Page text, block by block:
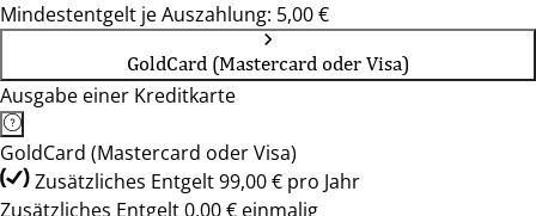
Mindestentgelt je Auszahlung: 5,00 €
GoldCard (Mastercard oder Visa)
Ausgabe einer Kreditkarte
GoldCard (Mastercard oder Visa)
Zusätzliches Entgelt 99,00 € pro Jahr
Zusätzliches Entgelt 0,00 € einmalig